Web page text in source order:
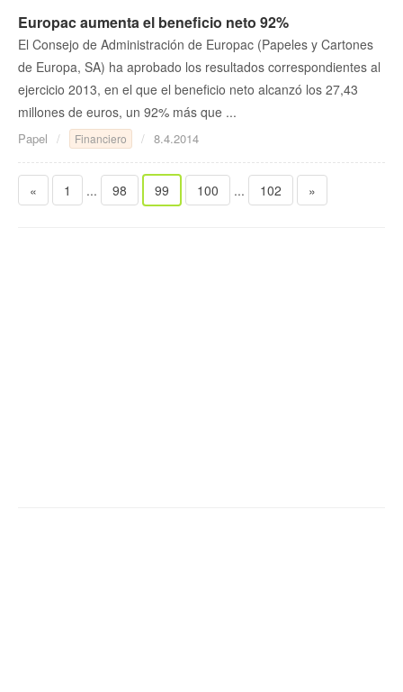
Europac aumenta el beneficio neto 92%
El Consejo de Administración de Europac (Papeles y Cartones
de Europa, SA) ha aprobado los resultados correspondientes al
ejercicio 2013, en el que el beneficio neto alcanzó los 27,43
millones de euros, un 92% más que ...
Papel Financiero 8.4.2014
« 1 ... 98 99 100 ... 102 »